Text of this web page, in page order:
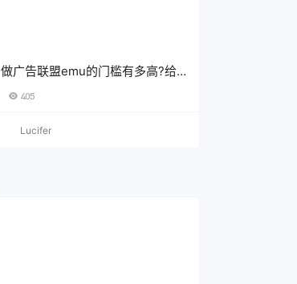
做广告联盟emu的门槛有多高?给
405
Lucifer